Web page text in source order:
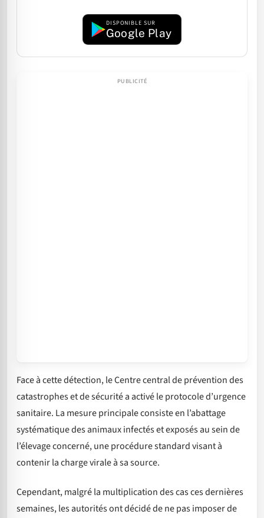
DISPONIBLE SUR
Google Play
Face à cette détection, le Centre central de prévention des
catastrophes et de sécurité a activé le protocole d’urgence
sanitaire. La mesure principale consiste en l’abattage
systématique des animaux infectés et exposés au sein de
l’élevage concerné, une procédure standard visant à
contenir la charge virale à sa source.
Cependant, malgré la multiplication des cas ces dernières
semaines, les autorités ont décidé de ne pas imposer de